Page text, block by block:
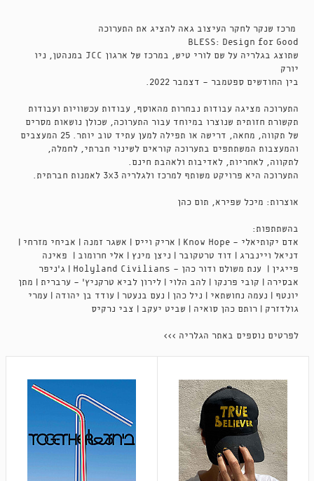
מרכז שנקר לחקר העיצוב גאה להציג את התערוכה
BLESS: Design for Good
שתוצג בגלריה על שם לורי טיש, במרכז של ארגון JCC במנהטן, ניו
יורק
בין החודשים ספטמבר - דצמבר 2022.
התערוכה מציגה עבודות נבחרות מהאוסף, עבודות עכשוויות ועבודות
תקשורת חזותית שנוצרו במיוחד עבור התערוכה, שכולן נושאות מסרים
של תקווה, מחאה, דרישה או תפילה למען עתיד טוב יותר. 25 המעצבים
והמעצבות המשתתפים בתערוכה קוראים לשינוי חברתי, לחמלה,
לתקווה, לאחריות, לאדיבות ולאהבת חינם.
התערוכה היא פרויקט משותף למרכז ולגלריה 3X3 לאמנות חברתית.
אוצרות: מיכל שפירא, תום כהן
בהשתתפות:
אדם יקותיאלי - Know Hope | אריק וייס | אשגר זמנה | אביחי מזרחי |
דניאל ויינברג | דוד טרטקובר | ניצן מינץ | אלי חרומוב | פאינה
פייגין | ענת משולם ודור כהן - Holyland Civilians | ג'ניפר
אבסירה | קובי פרנקו | להב הלוי | לירון לביא טרקניץ' - ערברית | מתן
יונטף | נעמה נחושתאי | ניל כהן | נעם בנעטר | עודד בן יהודה | עמרי
גולדזרק | רותם כהן סואיה | שביט יעקב | צבי נרקיס
לפרטים נוספים באתר הגלריה >>>